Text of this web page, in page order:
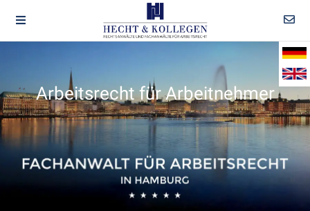
Arbeitsrecht für Arbeitnehmer